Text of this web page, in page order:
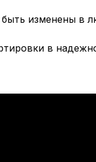
быть изменены в
в